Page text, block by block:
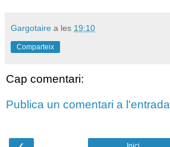
Gargotaire a les 19:10
Comparteix
Cap comentari:
Publica un comentari a l'entrada